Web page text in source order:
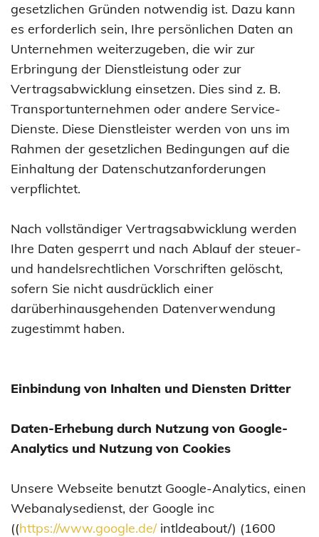
gesetzlichen Gründen notwendig ist. Dazu kann
es erforderlich sein, Ihre persönlichen Daten an
Unternehmen weiterzugeben, die wir zur
Erbringung der Dienstleistung oder zur
Vertragsabwicklung einsetzen. Dies sind z. B.
Transportunternehmen oder andere Service-
Dienste. Diese Dienstleister werden von uns im
Rahmen der gesetzlichen Bedingungen auf die
Einhaltung der Datenschutzanforderungen
verpflichtet.
Nach vollständiger Vertragsabwicklung werden
Ihre Daten gesperrt und nach Ablauf der steuer-
und handelsrechtlichen Vorschriften gelöscht,
sofern Sie nicht ausdrücklich einer
darüberhinausgehenden Datenverwendung
zugestimmt haben.
Einbindung von Inhalten und Diensten Dritter
Daten-Erhebung durch Nutzung von Google-
Analytics und Nutzung von Cookies
Unsere Webseite benutzt Google-Analytics, einen
Webanalysedienst, der Google inc
((https://www.google.de/intldeabout/) (1600